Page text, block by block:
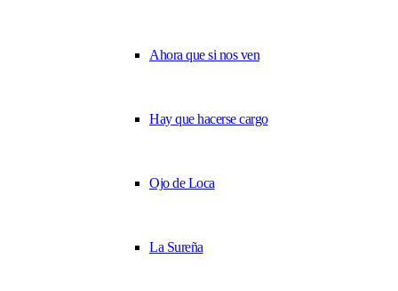
Ahora que si nos ven
Hay que hacerse cargo
Ojo de Loca
La Sureña